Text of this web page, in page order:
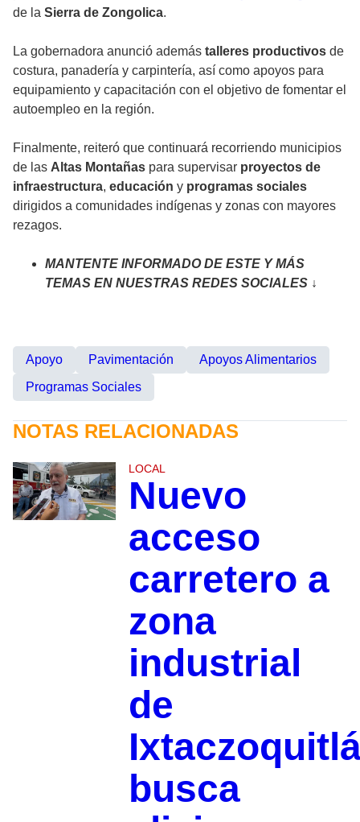
de la Sierra de Zongolica.
La gobernadora anunció además talleres productivos de
costura, panadería y carpintería, así como apoyos para
equipamiento y capacitación con el objetivo de fomentar el
autoempleo en la región.
Finalmente, reiteró que continuará recorriendo municipios
de las Altas Montañas para supervisar proyectos de
infraestructura, educación y programas sociales
dirigidos a comunidades indígenas y zonas con mayores
rezagos.
MANTENTE INFORMADO DE ESTE Y MÁS
TEMAS EN NUESTRAS REDES SOCIALES ↓
Apoyo Pavimentación
Apoyos Alimentarios
Programas Sociales
NOTAS RELACIONADAS
LOCAL
Nuevo
acceso
carretero a
zona
industrial
de
busca